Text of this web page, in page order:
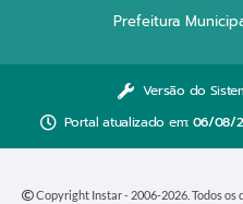
Prefeitura
Versão do
Portal atualizado em: 06/08/
Copyright Instar - 2006-2026. Todos os